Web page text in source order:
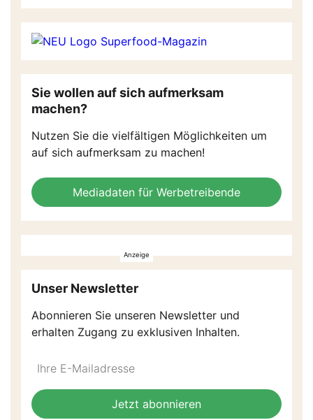
Sie wollen auf sich aufmerksam
machen?
Nutzen Sie die vielfältigen Möglichkeiten um
auf sich aufmerksam zu machen!
Mediadaten für Werbetreibende
Unser Newsletter
Abonnieren Sie unseren Newsletter und
erhalten Zugang zu exklusiven Inhalten.
Do
fill
this
*Ihre
Mailadresse:
Jetzt abonnieren